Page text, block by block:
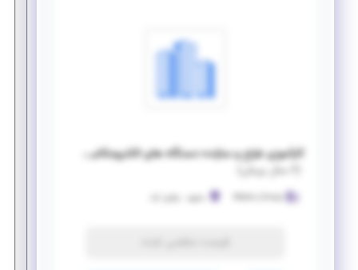
کارآموزی طراح و سازنده دستگاه های الکترومکانیکی ورزشی